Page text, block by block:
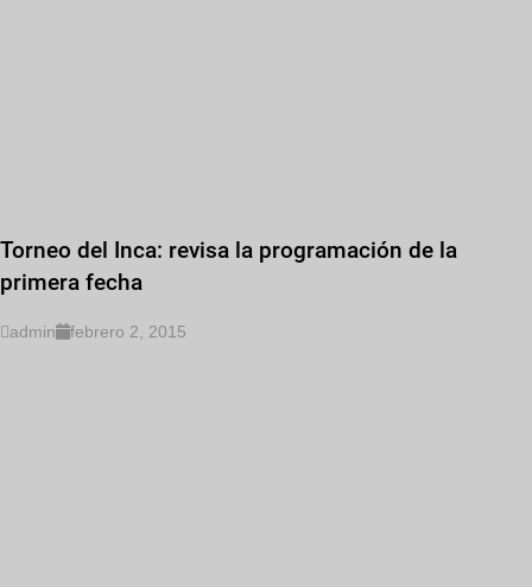
Torneo del Inca: revisa la programación de la
primera fecha
admin febrero 2, 2015